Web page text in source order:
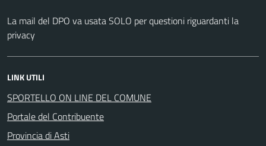
La mail del DPO va usata SOLO per questioni riguardanti la
privacy
LINK UTILI
SPORTELLO ON LINE DEL COMUNE
Portale del Contribuente
Provincia di Asti